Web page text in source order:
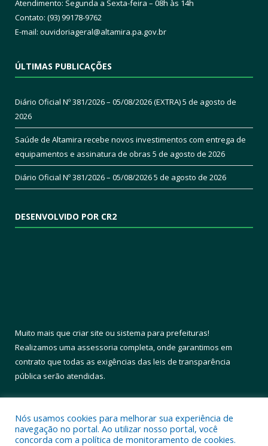
Atendimento: Segunda a Sexta-feira – 08h às 14h
Contato: (93) 99178-9762
E-mail: ouvidoriageral@altamira.pa.gov.br
ÚLTIMAS PUBLICAÇÕES
Diário Oficial Nº 381/2026 – 05/08/2026 (EXTRA)5 de agosto de
2026
Saúde de Altamira recebe novos investimentos com entrega de
equipamentos e assinatura de obras 5 de agosto de 2026
Diário Oficial Nº 381/2026 – 05/08/20265 de agosto de 2026
DESENVOLVIDO POR CR2
Muito mais que criar site ou sistema para prefeituras!
Realizamos uma assessoria completa, onde garantimos em
contrato que todas as exigências das leis de transparência
pública serão atendidas.
Nós usamos cookies para melhorar sua experiência de
navegação no portal. Ao utilizar nosso portal, você
concorda com a política de monitoramento de cookies.